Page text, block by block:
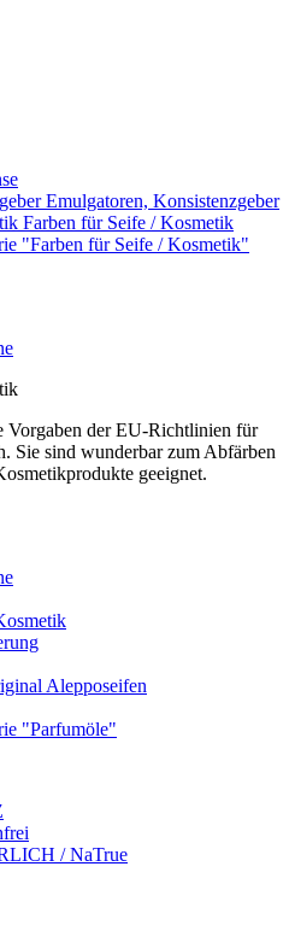
Emulgatoren, Konsistenzgeber
Farben für Seife / Kosmetik
"Farben für Seife / Kosmetik"
Vorgaben der EU-Richtlinien für
Sie sind wunderbar zum Abfärben
geeignet.
Alepposeifen
"Parfumöle"
/ NaTrue